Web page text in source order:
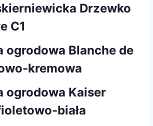
Drzewko
C1
ogrodowa Blanche de
kremowa
ogrodowa Kaiser
biała